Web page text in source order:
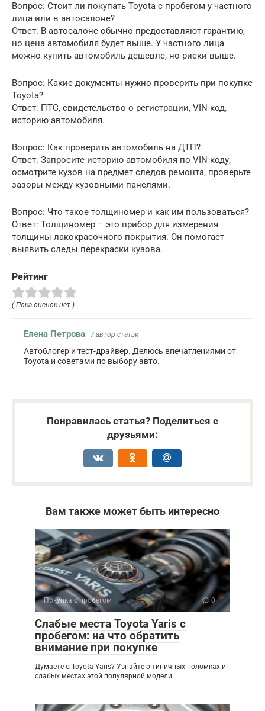
Вопрос: Стоит ли покупать Toyota с пробегом у частного
лица или в автосалоне?
Ответ: В автосалоне обычно предоставляют гарантию,
но цена автомобиля будет выше. У частного лица
можно купить автомобиль дешевле, но риски выше.
Вопрос: Какие документы нужно проверить при покупке
Toyota?
Ответ: ПТС, свидетельство о регистрации, VIN-код,
историю автомобиля.
Вопрос: Как проверить автомобиль на ДТП?
Ответ: Запросите историю автомобиля по VIN-коду,
осмотрите кузов на предмет следов ремонта, проверьте
зазоры между кузовными панелями.
Вопрос: Что такое толщиномер и как им пользоваться?
Ответ: Толщиномер – это прибор для измерения
толщины лакокрасочного покрытия. Он помогает
выявить следы перекраски кузова.
Рейтинг
( Пока оценок нет )
Елена Петрова / автор статьи
Автоблогер и тест-драйвер. Делюсь впечатлениями от
Toyota и советами по выбору авто.
Понравилась статья? Поделиться с
друзьями:
Вам также может быть интересно
Покупка с пробегом 0
Слабые места Toyota Yaris с
пробегом: на что обратить
внимание при покупке
Думаете о Toyota Yaris? Узнайте о типичных поломках и
слабых местах этой популярной модели